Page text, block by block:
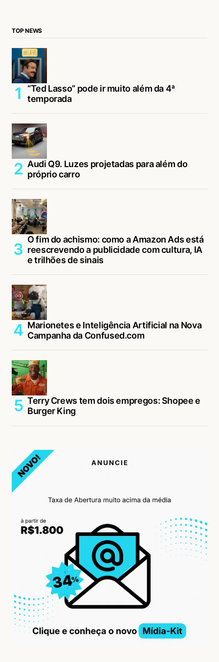
TOP NEWS
“Ted Lasso” pode ir muito além da 4ª
temporada
Audi Q9. Luzes projetadas para além do
próprio carro
O fim do achismo: como a Amazon Ads está
reescrevendo a publicidade com cultura, IA
e trilhões de sinais
Marionetes e Inteligência Artificial na Nova
Campanha da Confused.com
Terry Crews tem dois empregos: Shopee e
Burger King